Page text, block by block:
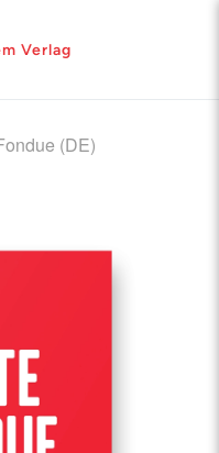
Verlag
(DE)